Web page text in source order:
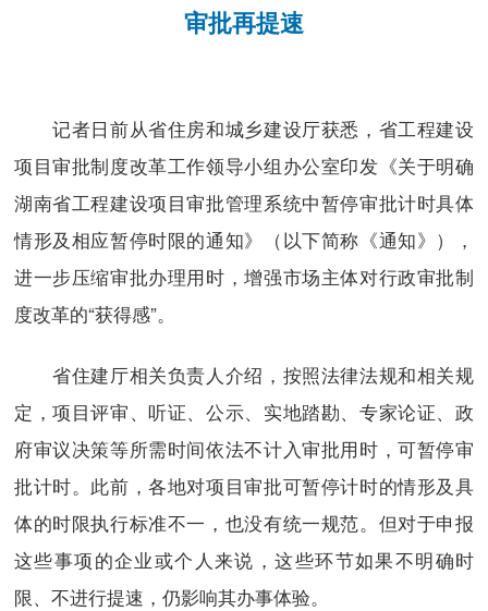
审批再提速
记者日前从省住房和城乡建设厅获悉，省工程建设
项目审批制度改革工作领导小组办公室印发《关于明确
湖南省工程建设项目审批管理系统中暂停审批计时具体
情形及相应暂停时限的通知》（以下简称《通知》），
进一步压缩审批办理用时，增强市场主体对行政审批制
度改革的“获得感”。
省住建厅相关负责人介绍，按照法律法规和相关规
定，项目评审、听证、公示、实地踏勘、专家论证、政
府审议决策等所需时间依法不计入审批用时，可暂停审
批计时。此前，各地对项目审批可暂停计时的情形及具
体的时限执行标准不一，也没有统一规范。但对于申报
这些事项的企业或个人来说，这些环节如果不明确时
限、不进行提速，仍影响其办事体验。